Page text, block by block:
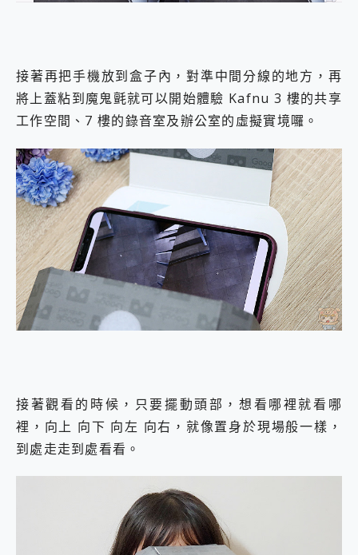
接著再把手機放到盒子內，對準中間分線的地方，再
將上蓋粘到魔鬼氈就可以開始體驗 Kafnu 3 樓的共享
工作空間、7 樓的錄音室及辦公室的虛擬實境囉。
接著觀看的時候，只要擺動頭部，想看哪裡就看哪
裡，向上 向下 向左 向右，就像置身於現場般一樣，
到處走走到處看看。